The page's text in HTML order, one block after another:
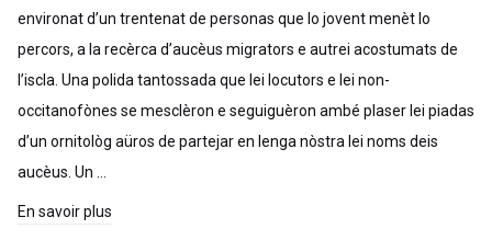
environat d’un trentenat de personas que lo jovent menèt lo
percors, a la recèrca d’aucèus migrators e autrei acostumats de
l’iscla. Una polida tantossada que lei locutors e lei non-
occitanofònes se mesclèron e seguiguèron ambé plaser lei piadas
d’un ornitològ aüros de partejar en lenga nòstra lei noms deis
aucèus. Un …
En savoir plus